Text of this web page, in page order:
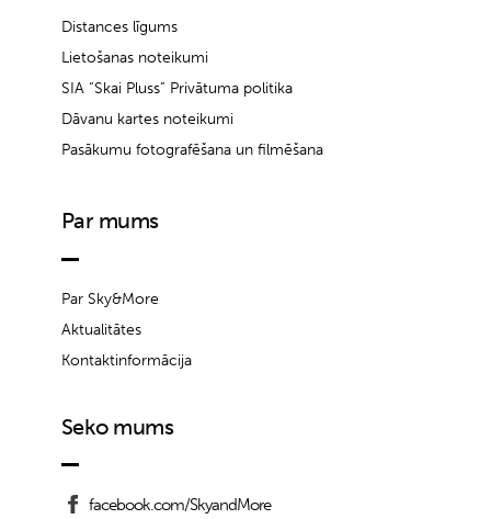
Distances līgums
Lietošanas noteikumi
SIA “Skai Pluss” Privātuma politika
Dāvanu kartes noteikumi
Pasākumu fotografēšana un filmēšana
Par mums
Par Sky&More
Aktualitātes
Kontaktinformācija
Seko mums
facebook.com/SkyandMore